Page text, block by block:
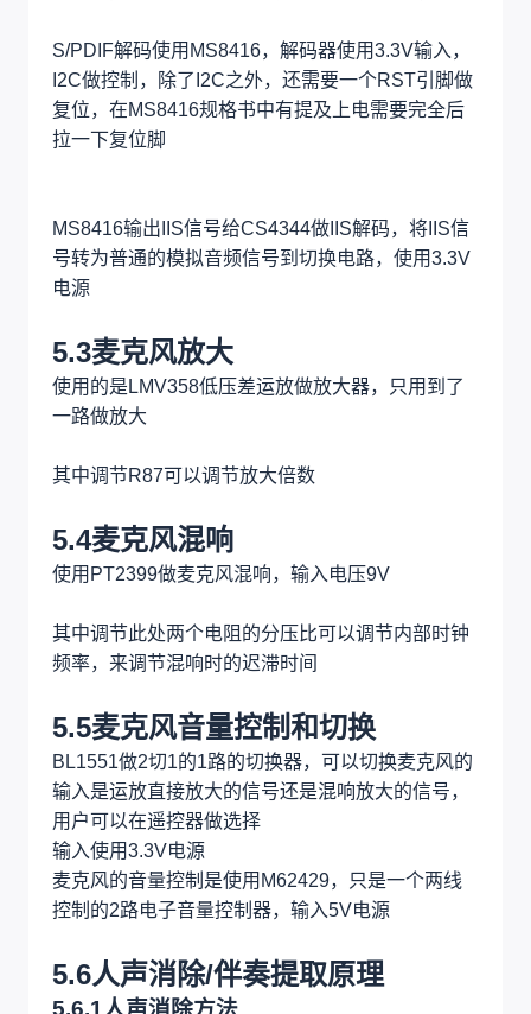
5.2光纤同轴解码
S/PDIF解码使用MS8416，解码器使用3.3V输入，
I2C做控制，除了I2C之外，还需要一个RST引脚做
拉一下复位脚
MS8416输出IIS信号给CS4344做IIS解码，将IIS信
电源
5.3麦克风放大
使用的是LMV358低压差运放做放大器，只用到了
其中调节R87可以调节放大倍数
5.4麦克风混响
使用PT2399做麦克风混响，输入电压9V
频率，来调节混响时的迟滞时间